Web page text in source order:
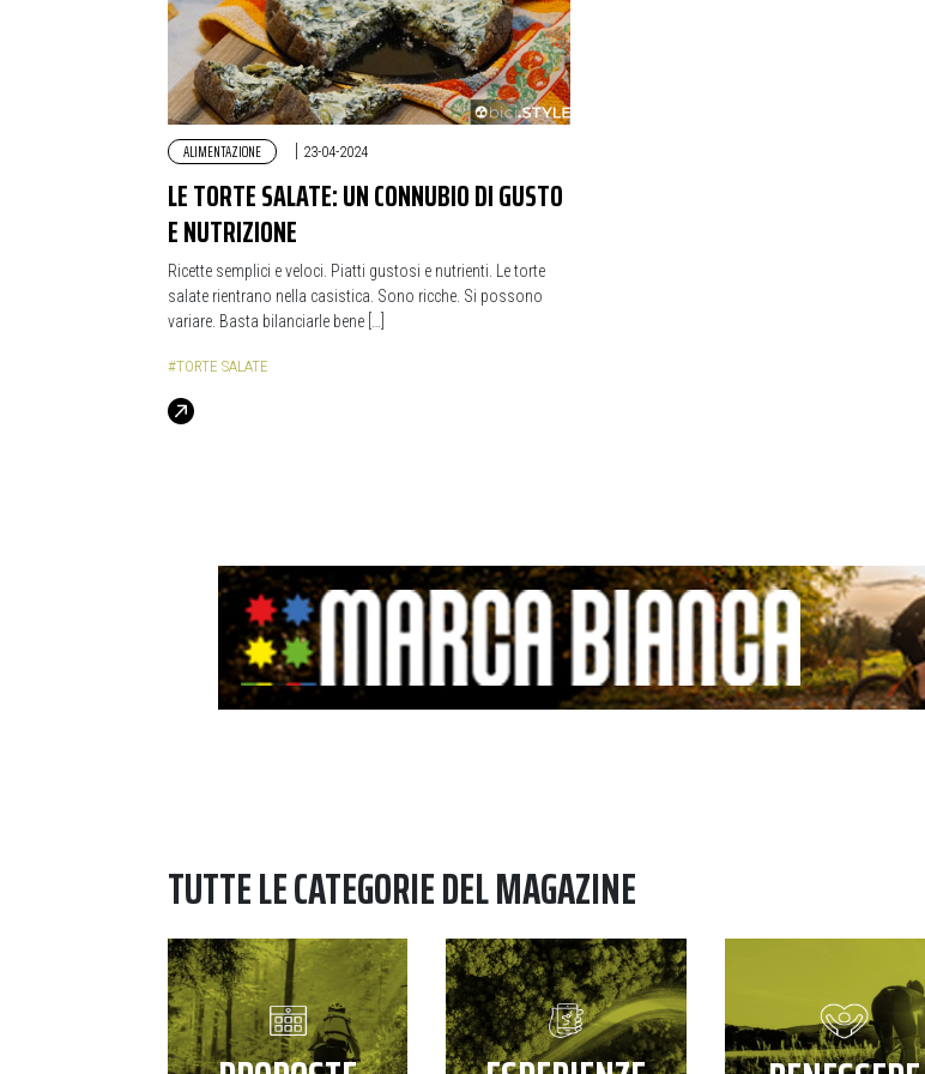
ALIMENTAZIONE | 23-04-2024
LE TORTE SALATE: UN CONNUBIO DI GUSTO
E NUTRIZIONE
Ricette semplici e veloci. Piatti gustosi e nutrienti. Le torte
salate rientrano nella casistica. Sono ricche. Si possono
variare. Basta bilanciarle bene […]
#TORTE SALATE
TUTTE LE CATEGORIE DEL MAGAZINE